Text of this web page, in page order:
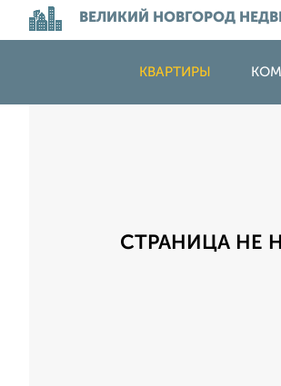
ВЕЛИКИЙ НОВГОРОД
КВАРТИРЫ
СТРАНИЦА НЕ